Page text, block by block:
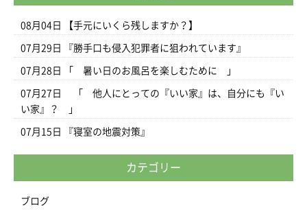
08月04日 【手元にいくら残しますか？】
07月29日 『勝手口も侵入犯罪者に狙われています』
07月28日 「 暑い日のお風呂を楽しむために 」
07月27日
「 他人にとっての『いい家』は、自分にも『い
い家』？ 」
07月15日 『寝室の地震対策』
カテゴリー
ブログ